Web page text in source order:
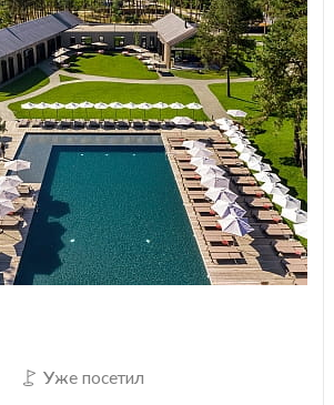
Уже посетил